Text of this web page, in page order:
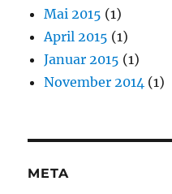
Mai 2015 (1)
April 2015 (1)
Januar 2015 (1)
November 2014 (1)
META